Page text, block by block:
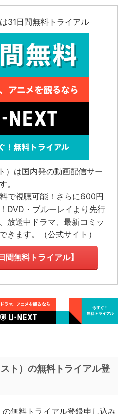
31日間無料トライアル
は国内発の動画配信サー
。
で視聴可能！ さらに600円
DVD・ブルーレイより先行
放送中ドラマ、最新コミッ
きます。（公式サイト ）
無料トライアル】
ト）の無料トライアル登
無料トライアル登録申し込み